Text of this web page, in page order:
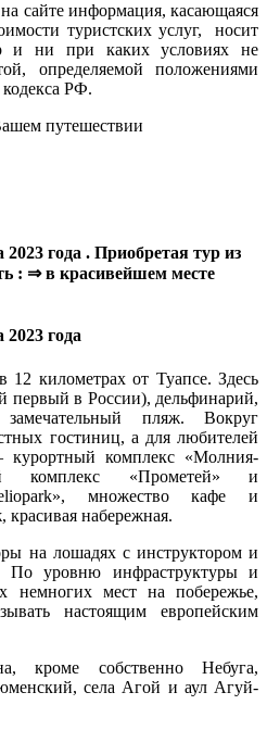
сайте информация, касающаяся
туристских услуг, носит
и ни при каких условиях не
определяемой положениями
РФ.
путешествии
2023 года . Приобретая тур из
: ⇒ в красивейшем месте
2023 года
12 километрах от Туапсе. Здесь
первый в России), дельфинарий,
пляж. Вокруг
гостиниц, а для любителей
курортный комплекс «Молния-
комплекс «Прометей» и
множество кафе и
набережная.
на лошадях с инструктором и
По уровню инфраструктуры и
немногих мест на побережье,
настоящим европейским
кроме собственно Небуга,
села Агой и аул Агуй-